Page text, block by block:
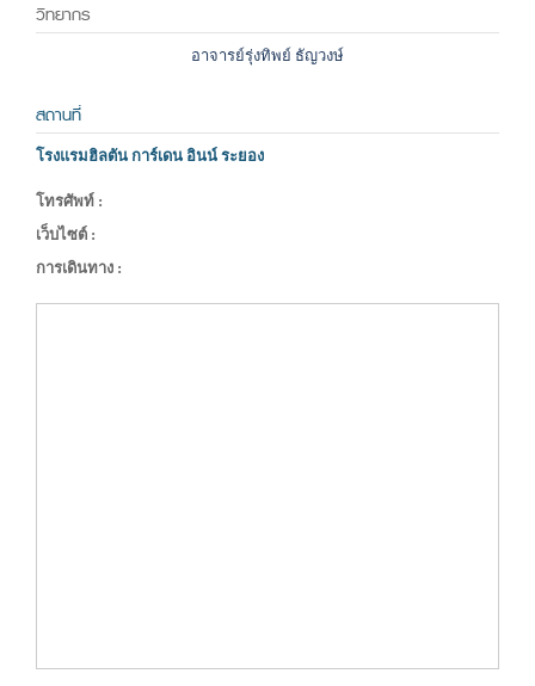
วิทยากร
อาจารย์รุ่งทิพย์ ธัญวงษ์
สถานที่
โรงแรมฮิลตัน การ์เดน อินน์ ระยอง
โทรศัพท์ :
เว็บไซต์ :
การเดินทาง :